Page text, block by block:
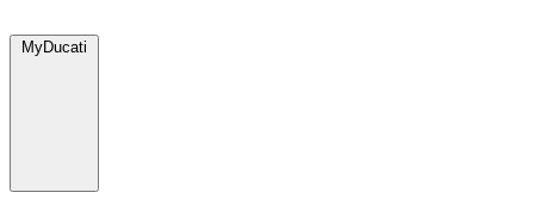
MyDucati